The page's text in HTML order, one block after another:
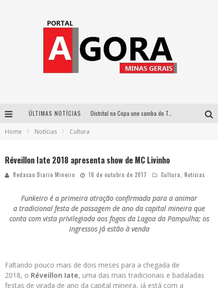
ÚLTIMAS NOTÍCIAS Distrital na Copa une samba do Trem dos Onze, acervo do Museu do Mineirão e transmissão em 4K para duelo contra o Haiti
Zeca Baleiro e Swami Jr. estreiam em Belo Horizonte o show em homenagem a Dolores Duran, marcando o encerramento da edição comemorativa dos dez anos do projeto “Uma voz, um instrumento”
Home Notícias Cultura
Réveillon Iate 2018 apresenta show de MC Livinho
Redacao Diario Mineiro 18 de outubro de 2017 Cultura Notícias
Funkeiro é a primeira atração confirmada para a animar
a tradicional festa de passagem de ano da capital mineira que
conta com vista privilegiada aos fogos da Lagoa da Pampulha; os
ingressos já estão à venda
Faltando pouco mais de dois meses para a chegada de
2018, o Réveillon Iate, uma das mais tradicionais e badaladas
festas de virada de ano da capital mineira, já está com a